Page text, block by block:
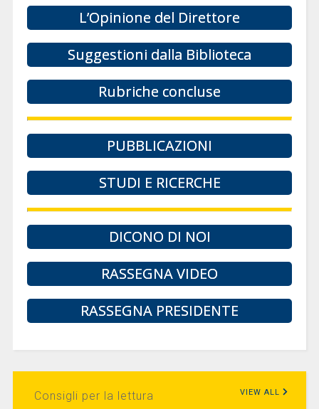
L’Opinione del Direttore
Suggestioni dalla Biblioteca
Rubriche concluse
PUBBLICAZIONI
STUDI E RICERCHE
DICONO DI NOI
RASSEGNA VIDEO
RASSEGNA PRESIDENTE
Consigli per la lettura VIEW ALL